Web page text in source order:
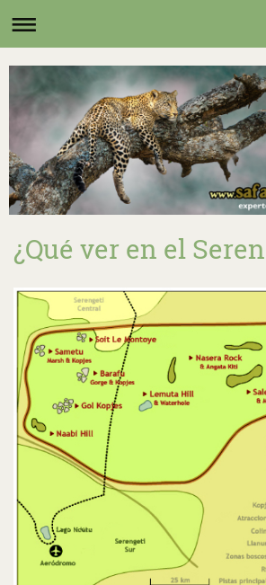
¿Qué ver en el